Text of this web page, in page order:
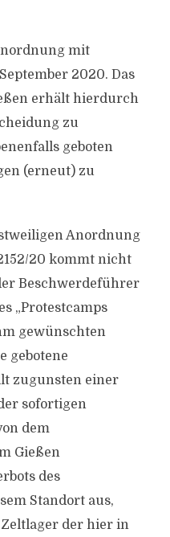
mit
2020. Das
erhält hierdurch
zu
geboten
(erneut) zu
Anordnung
20 kommt nicht
Beschwerdeführer
„Protestcamps
gewünschten
gebotene
zugunsten einer
sofortigen
dem
Gießen
des
Standort aus,
der hier in